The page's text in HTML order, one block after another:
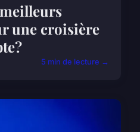
une croisière
5 min de lecture →